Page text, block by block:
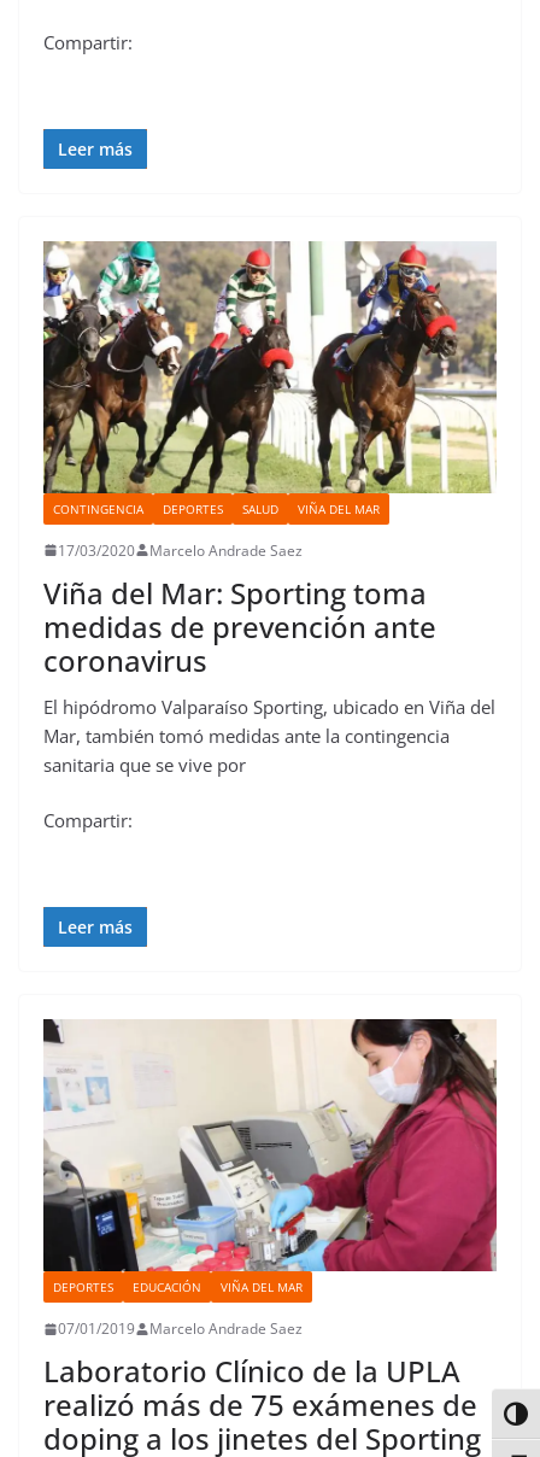
Compartir:
Leer más
CONTINGENCIA DEPORTES SALUD VIÑA DEL MAR
17/03/2020 Marcelo Andrade Saez
Viña del Mar: Sporting toma
medidas de prevención ante
coronavirus
El hipódromo Valparaíso Sporting, ubicado en Viña del
Mar, también tomó medidas ante la contingencia
sanitaria que se vive por
Compartir:
Leer más
DEPORTES EDUCACIÓN VIÑA DEL MAR
07/01/2019 Marcelo Andrade Saez
Laboratorio Clínico de la UPLA
realizó más de 75 exámenes de
doping a los jinetes del Sporting